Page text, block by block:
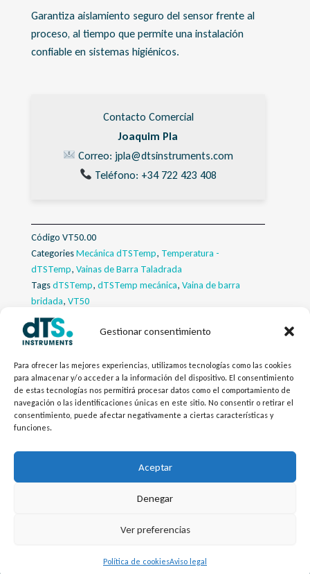
Gestionar consentimiento
Para ofrecer las mejores experiencias, utilizamos tecnologías como las cookies
para almacenar y/o acceder a la información del dispositivo. El consentimiento
de estas tecnologías nos permitirá procesar datos como el comportamiento de
navegación o las identificaciones únicas en este sitio. No consentir o retirar el
consentimiento, puede afectar negativamente a ciertas características y
funciones.
Aceptar
Denegar
Ver preferencias
Política de cookiesAviso legal
Descargas
Productos Relacionados
Garantiza aislamiento seguro del sensor frente al
proceso, al tiempo que permite una instalación
confiable en sistemas higiénicos.
Contacto Comercial
Joaquim Pla
Correo: jpla@dtsinstruments.com
Teléfono: +34 722 423 408
Código VT50.00
CategoriesMecánica dTSTemp, Temperatura -
dTSTemp, Vainas de Barra Taladrada
TagsdTSTemp, dTSTemp mecánica, Vaina de barra
bridada, VT50
L
i
n
u